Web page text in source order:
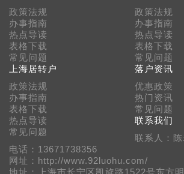
政策法规
办事指南
热点导读
表格下载
常见问题
政策法规
办事指南
热点导读
表格下载
常见问题
上海居转户
政策法规
办事指南
表格下载
热点导读
常见问题
落户资讯
优惠政策
热门资讯
常见问题
联系我们
联系人：陈
电话：13671738356
网址：http://www.92luohu.com/